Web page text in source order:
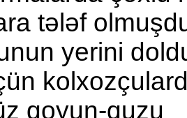
tələf
yerini
qoyun-quzu